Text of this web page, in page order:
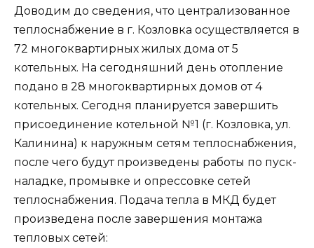
Доводим до сведения, что централизованное
теплоснабжение в г. Козловка осуществляется в
72 многоквартирных жилых дома от 5
котельных. На сегодняшний день отопление
подано в 28 многоквартирных домов от 4
котельных. Сегодня планируется завершить
присоединение котельной №1 (г. Козловка, ул.
Калинина) к наружным сетям теплоснабжения,
после чего будут произведены работы по пуск-
наладке, промывке и опрессовке сетей
теплоснабжения. Подача тепла в МКД будет
произведена после завершения монтажа
тепловых сетей: